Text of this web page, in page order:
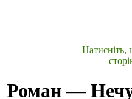
Натисніть,
—